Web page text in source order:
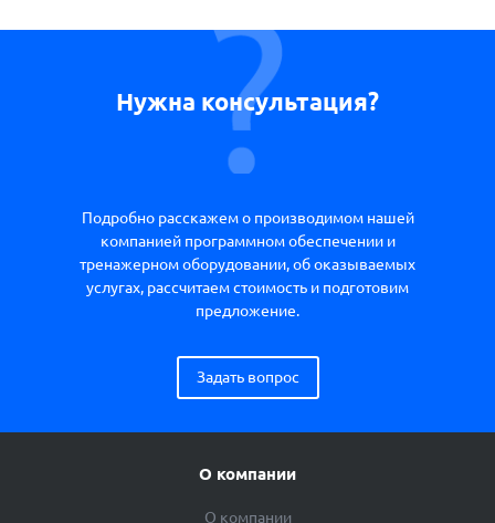
Нужна консультация?
Подробно расскажем о производимом нашей
компанией программном обеспечении и
тренажерном оборудовании, об оказываемых
услугах, рассчитаем стоимость и подготовим
предложение.
Задать вопрос
О компании
О компании